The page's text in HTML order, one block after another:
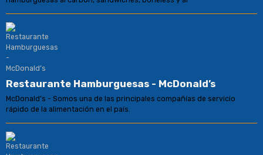
Restaurante Hamburguesas - McDonald’s
McDonald’s - Somos una de las principales compañías de servicio
rápido de la alimentación en el país.